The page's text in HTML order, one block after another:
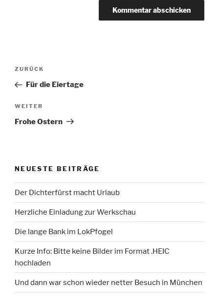
Beitragsnavigation
Vorheriger
Beitrag
ZURÜCK
Für die Eiertage
Nächster
Beitrag
WEITER
Frohe Ostern
NEUESTE BEITRÄGE
Der Dichterfürst macht Urlaub
Herzliche Einladung zur Werkschau
Die lange Bank im LokPfogel
Kurze Info: Bitte keine Bilder im Format .HEIC
hochladen
Und dann war schon wieder netter Besuch in München